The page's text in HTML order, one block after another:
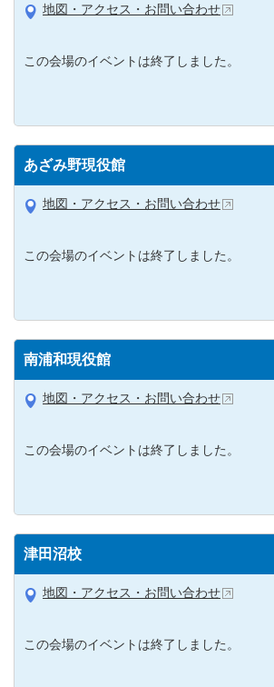
地図・アクセス・お問い合わせ
この会場のイベントは終了しました。
あざみ野現役館
地図・アクセス・お問い合わせ
この会場のイベントは終了しました。
南浦和現役館
地図・アクセス・お問い合わせ
この会場のイベントは終了しました。
津田沼校
地図・アクセス・お問い合わせ
この会場のイベントは終了しました。